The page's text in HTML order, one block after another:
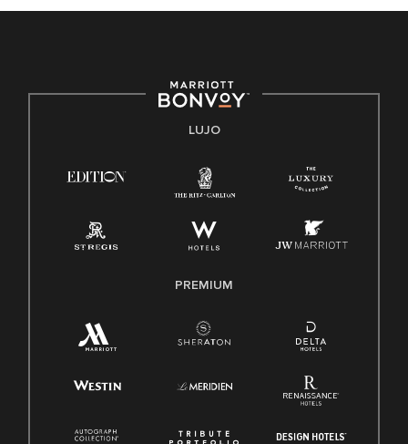
Derecho a trabajar inglés/español
Conozca sus derechos
Ley de licencia familiar y médica (FMLA)
LUJO
PREMIUM